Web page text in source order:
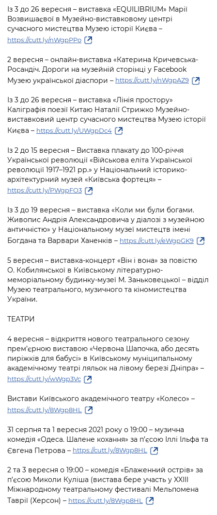
Із 3 до 26 вересня – виставка «EQUILIBRIUM» Марії
Возвишаєвої в Музейно-виставковому центрі
сучасного мистецтва Музею історії Києва –
https://cutt.ly/nWgpPPo
2 вересня – онлайн-виставка «Катерина Кричевська-
Росандіч. Дороги на музейній сторінці у Facebook
Музею української діаспори – https://cutt.ly/nWgpAZ9
Із 3 до 26 вересня – виставка «Лінія простору»
Каліграфія поезії Китаю Наталії Стрижко Музейно-
виставковий центр сучасного мистецтва Музею історії
Києва – https://cutt.ly/UWgpDc4
Із 2 до 15 вересня – Виставка плакату до 100-річчя
Української революції «Військова еліта Української
революції 1917–1921 рр.» у Національний історико-
архітектурний музей «Київська фортеця» –
https://cutt.ly/PWgpFO3
Із 3 до 19 вересня – виставка «Коли ми були богами.
Живопис Андрія Александровича у діалозі з музейною
античністю» у Національному музеї мистецтв імені
Богдана та Варвари Ханенків – https://cutt.ly/eWgpGK9
5 вересня – виставка-концерт «Він і вона» за повістю
О. Кобилянської в Київському літературно-
меморіальному будинку-музеї М. Заньковецької – відділ
Музею театрального, музичного та кіномистецтва
України.
ТЕАТРИ
4 вересня – відкриття нового театрального сезону
прем’єрною виставою «Червона Шапочка, або десять
пиріжків для бабусі» в Київському муніципальному
академічному театрі ляльок на лівому березі Дніпра» –
https://cutt.ly/wWgp3Vc
Вистави Київського академічного театру «Колесо» –
https://cutt.ly/8Wgp8HL
31 серпня та 1 вересня 2021 року о 19:00 – музична
комедія «Одеса. Шалене кохання» за п’єсою Іллі Ільфа та
Євгена Петрова – https://cutt.ly/8Wgp8HL
2 та 3 вересня о 19:00 – комедія «Блаженний острів» за
п’єсою Миколи Куліша (вистава бере участь у XXIII
Міжнародному театральному фестивалі Мельпомена
Таврії (Херсон) – https://cutt.ly/8Wgp8HL